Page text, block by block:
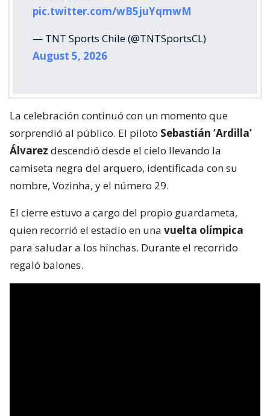
pic.twitter.com/wB5juYqmwM
— TNT Sports Chile (@TNTSportsCL)
August 5, 2026
La celebración continuó con un momento que
sorprendió al público. El piloto Sebastián ‘Ardilla’
Álvarez descendió desde el cielo llevando la
camiseta negra del arquero, identificada con su
nombre, Vozinha, y el número 29.
El cierre estuvo a cargo del propio guardameta,
quien recorrió el estadio en una vuelta olímpica
para saludar a los hinchas. Durante el recorrido
regaló balones.